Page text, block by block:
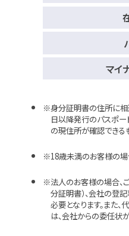
マイ
身分証明書の住所に相
日以降発行のパスポー
の現住所が確認できる
18歳未満のお客様の場
法人のお客様の場合、
分証明書）、会社の登
必要となります。また
は、会社からの委任状